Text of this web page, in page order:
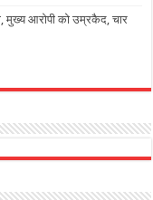
मुख्य आरोपी को उम्रकैद, चार